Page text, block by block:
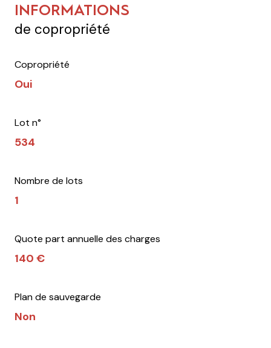
INFORMATIONS
de copropriété
Copropriété
Oui
Lot n°
534
Nombre de lots
1
Quote part annuelle des charges
140 €
Plan de sauvegarde
Non